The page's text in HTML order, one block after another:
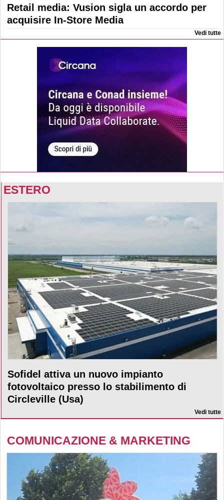
Retail media: Vusion sigla un accordo per
acquisire In-Store Media
Vedi tutte
ESTERO
Sofidel attiva un nuovo impianto
fotovoltaico presso lo stabilimento di
Circleville (Usa)
Vedi tutte
COMUNICAZIONE & MARKETING